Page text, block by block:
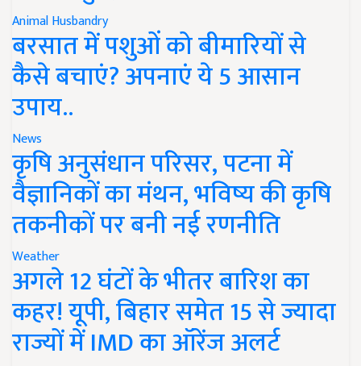
Animal Husbandry
बरसात में पशुओं को बीमारियों से
कैसे बचाएं? अपनाएं ये 5 आसान
उपाय..
News
कृषि अनुसंधान परिसर, पटना में
वैज्ञानिकों का मंथन, भविष्य की कृषि
तकनीकों पर बनी नई रणनीति
Weather
अगले 12 घंटों के भीतर बारिश का
कहर! यूपी, बिहार समेत 15 से ज्यादा
राज्यों में IMD का ऑरेंज अलर्ट